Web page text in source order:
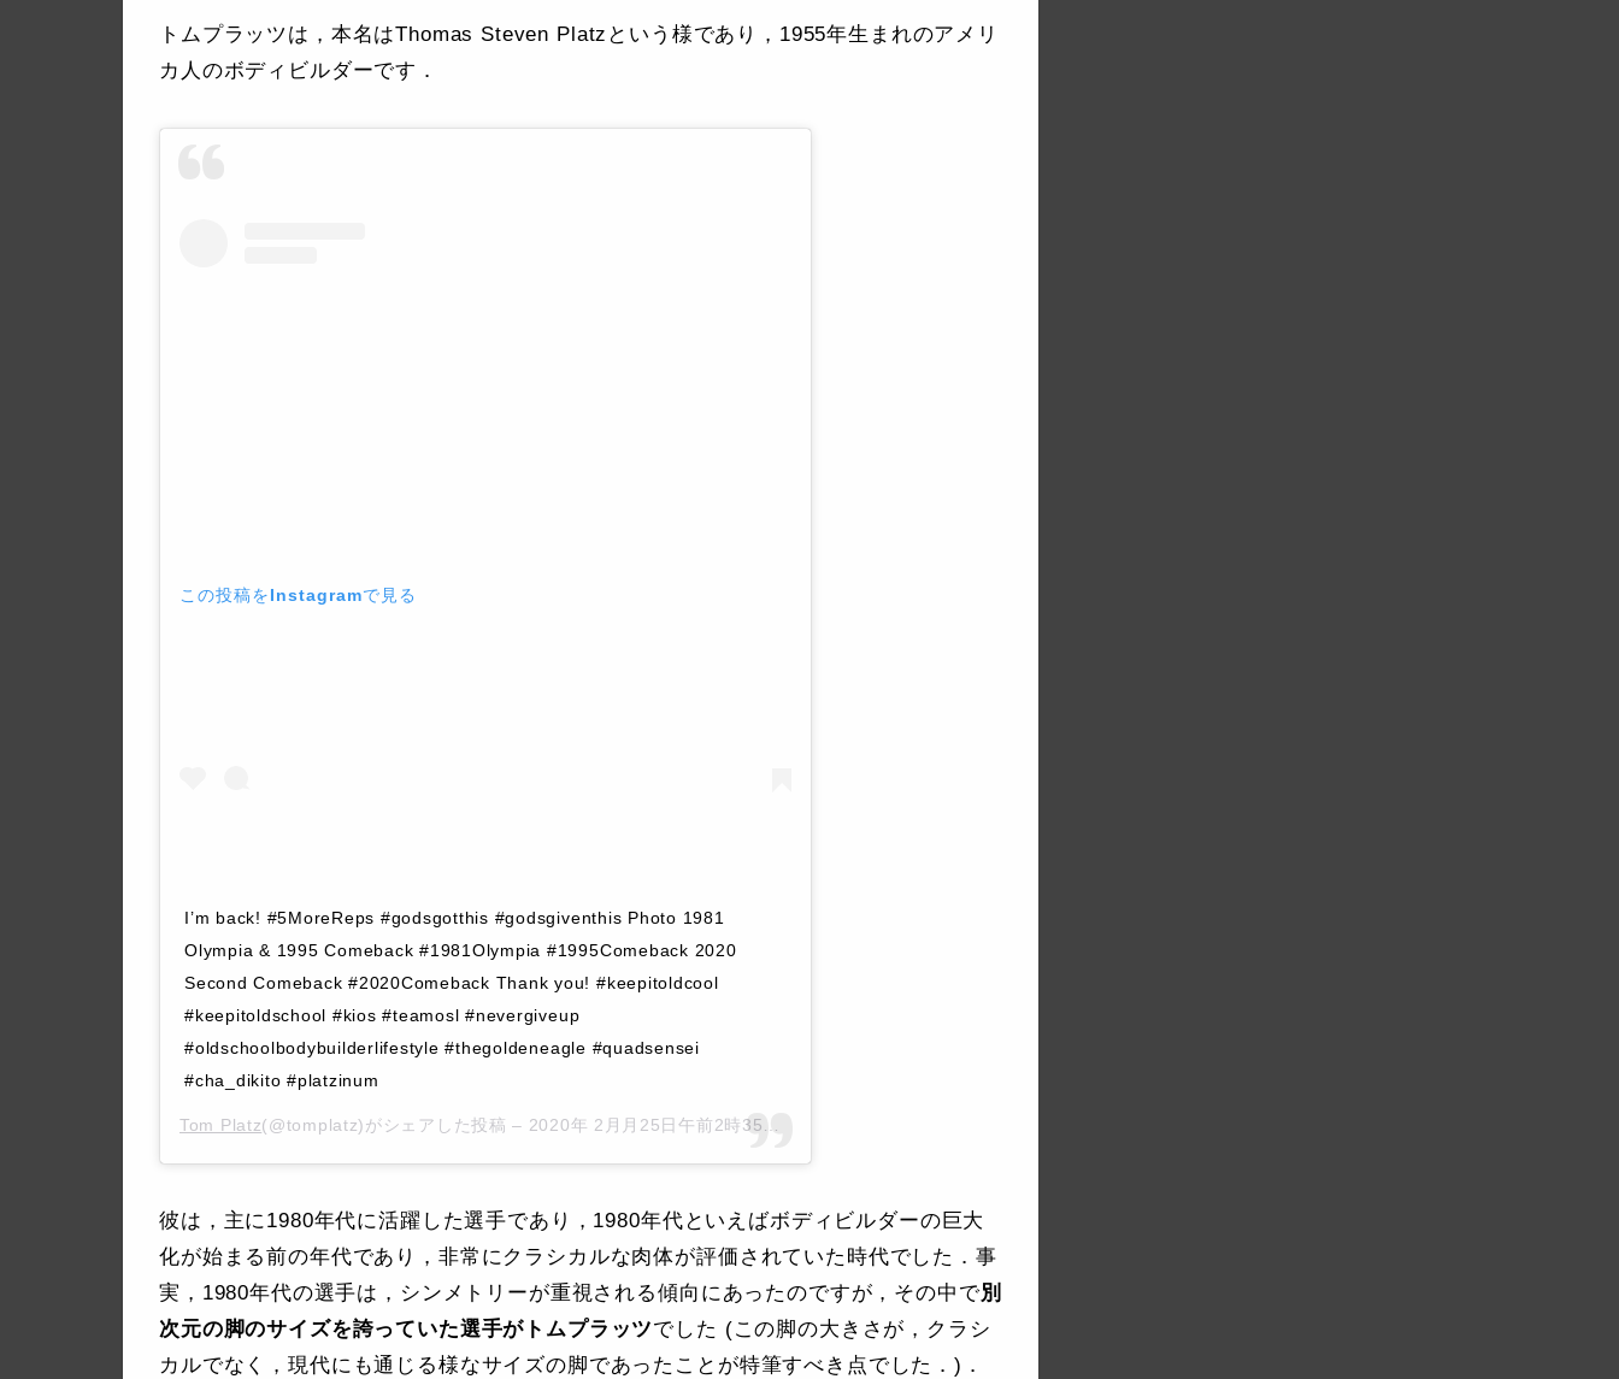
トムプラッツは，本名はThomas Steven Platzという様であり，1955年生まれのアメリ
カ人のボディビルダーです．
この投稿をInstagramで見る
I’m back! #5MoreReps #godsgotthis #godsgiventhis Photo 1981
Olympia & 1995 Comeback #1981Olympia #1995Comeback 2020
Second Comeback #2020Comeback Thank you! #keepitoldcool
#keepitoldschool #kios #teamosl #nevergiveup
#oldschoolbodybuilderlifestyle #thegoldeneagle #quadsensei
#cha_dikito #platzinum
Tom Platz(@tomplatz)がシェアした投稿 – 2020年 2月月25日午前2時35分PST
彼は，主に1980年代に活躍した選手であり，1980年代といえばボディビルダーの巨大
化が始まる前の年代であり，非常にクラシカルな肉体が評価されていた時代でした．事
実，1980年代の選手は，シンメトリーが重視される傾向にあったのですが，その中で別
次元の脚のサイズを誇っていた選手がトムプラッツでした (この脚の大きさが，クラシ
カルでなく，現代にも通じる様なサイズの脚であったことが特筆すべき点でした．)．